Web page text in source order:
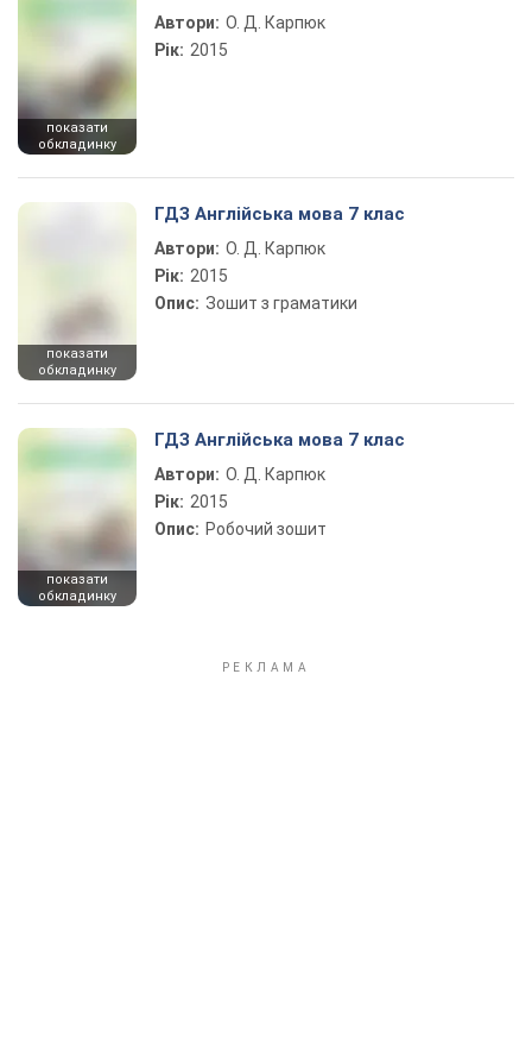
показати
обкладинку
Автори: О. Д. Карпюк
Рік: 2015
показати
обкладинку
ГДЗ Англійська мова 7 клас
Автори: О. Д. Карпюк
Рік: 2015
Опис: Зошит з граматики
показати
обкладинку
ГДЗ Англійська мова 7 клас
Автори: О. Д. Карпюк
Рік: 2015
Опис: Робочий зошит